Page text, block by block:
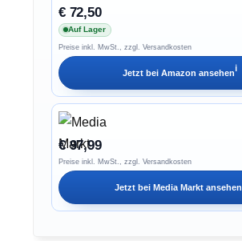
€ 72,50
Auf Lager
Preise inkl. MwSt., zzgl. Versandkosten
Jetzt bei Amazon ansehenℹ︎
€ 97,99
Preise inkl. MwSt., zzgl. Versandkosten
Jetzt bei Media Markt ansehen